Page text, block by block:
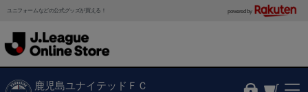
ユニフォームなどの公式グッズが買える！ powered by
鹿児島ユナイテッドＦＣ